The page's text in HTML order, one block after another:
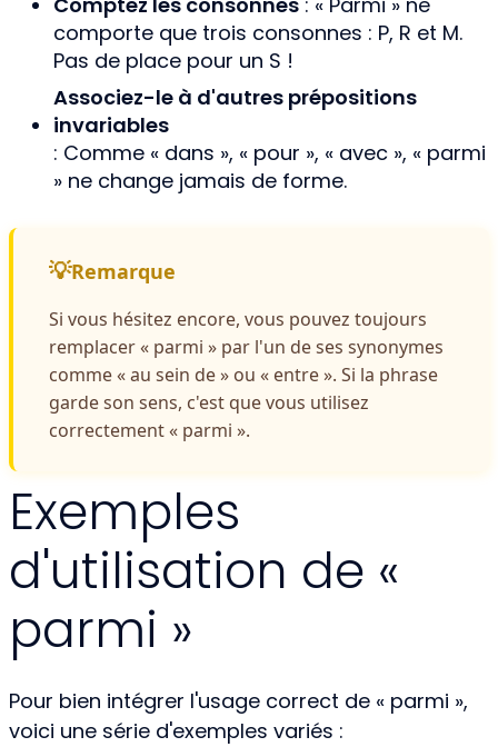
comporte que trois consonnes : P, R et M.
Pas de place pour un S !
Associez-le à d'autres prépositions
invariables
: Comme « dans », « pour », « avec », « parmi
» ne change jamais de forme.
Remarque
Si vous hésitez encore, vous pouvez toujours
remplacer « parmi » par l'un de ses synonymes
comme « au sein de » ou « entre ». Si la phrase
garde son sens, c'est que vous utilisez
correctement « parmi ».
Exemples
d'utilisation de «
parmi »
Pour bien intégrer l'usage correct de « parmi »,
voici une série d'exemples variés :